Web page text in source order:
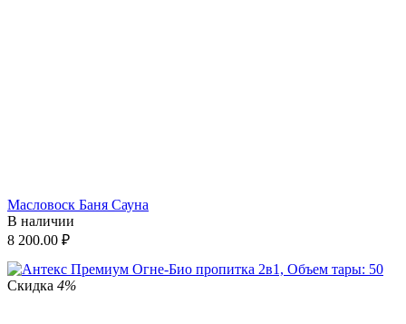
Масловоск Баня Сауна
В наличии
8 200.00 ₽
Скидка 4%